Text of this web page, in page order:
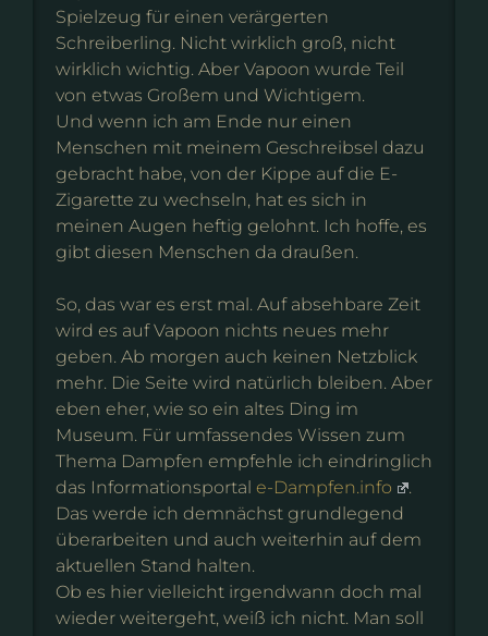
Spielzeug für einen verärgerten
Schreiberling. Nicht wirklich groß, nicht
wirklich wichtig. Aber Vapoon wurde Teil
von etwas Großem und Wichtigem.
Und wenn ich am Ende nur einen
Menschen mit meinem Geschreibsel dazu
gebracht habe, von der Kippe auf die E-
Zigarette zu wechseln, hat es sich in
meinen Augen heftig gelohnt. Ich hoffe, es
gibt diesen Menschen da draußen.
So, das war es erst mal. Auf absehbare Zeit
wird es auf Vapoon nichts neues mehr
geben. Ab morgen auch keinen Netzblick
mehr. Die Seite wird natürlich bleiben. Aber
eben eher, wie so ein altes Ding im
Museum. Für umfassendes Wissen zum
Thema Dampfen empfehle ich eindringlich
das Informationsportal e-Dampfen.info
.
Das werde ich demnächst grundlegend
überarbeiten und auch weiterhin auf dem
aktuellen Stand halten.
Ob es hier vielleicht irgendwann doch mal
wieder weitergeht, weiß ich nicht. Man soll